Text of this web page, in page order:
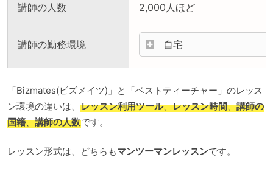
講師の人数 2,000人ほど
講師の勤務環境 自宅
「Bizmates(ビズメイツ)」と「ベストティーチャー」のレッス
ン環境の違いは、 レッスン利用ツール、レッスン時間、講師の
国籍、講師の人数です。
レッスン形式は、どちらもマンツーマンレッスンです。